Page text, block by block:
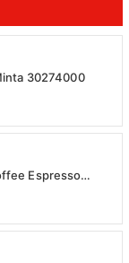
30274000
Espresso